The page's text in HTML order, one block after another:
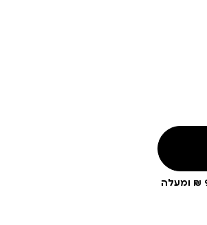
עלות משלוח 19 ₪ | משלוח חינם ברכישה ב-99 ₪ ומעלה